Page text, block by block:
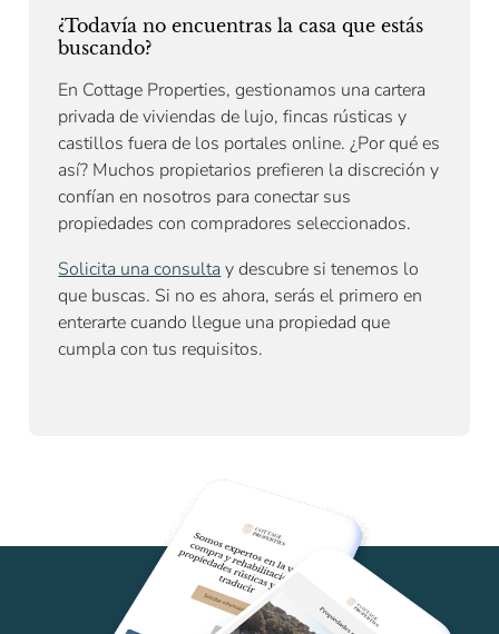
¿Todavía no encuentras la casa que estás
buscando?
En Cottage Properties, gestionamos una cartera
privada de viviendas de lujo, fincas rústicas y
castillos fuera de los portales online. ¿Por qué es
así? Muchos propietarios prefieren la discreción y
confían en nosotros para conectar sus
propiedades con compradores seleccionados.
Solicita una consulta y descubre si tenemos lo
que buscas. Si no es ahora, serás el primero en
enterarte cuando llegue una propiedad que
cumpla con tus requisitos.